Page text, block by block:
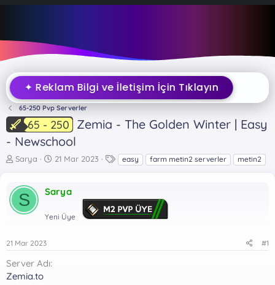
✦ Reklam Bilgi ve İletişim İçin Tıklayın
65-250 Pvp Serverler
65 - 250
Zemia - The Golden Winter | Easy
- Newschool
K
b
y
a
l
a
Sarya
B
l
n
21 Mar 2023
E
e
t
easy farm metin2 serverler metin2
S Sarya
Yeni Üye
21 Mar 2023 #1
Server Adı
Zemia.to